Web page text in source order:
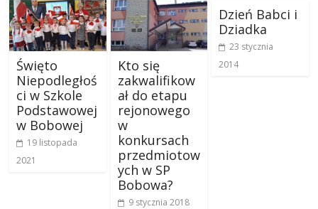
Święto
Niepodległoś
ci w Szkole
Podstawowej
w Bobowej
19 listopada
2021
Kto się
zakwalifikow
ał do etapu
rejonowego
w
konkursach
przedmiotow
ych w SP
Bobowa?
9 stycznia 2018
Dzień Babci i
Dziadka
23 stycznia
2014